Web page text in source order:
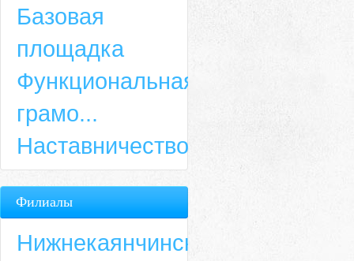
Базовая
площадка
Функциональная
грамо...
Наставничество
Филиалы
Нижнекаянчинская